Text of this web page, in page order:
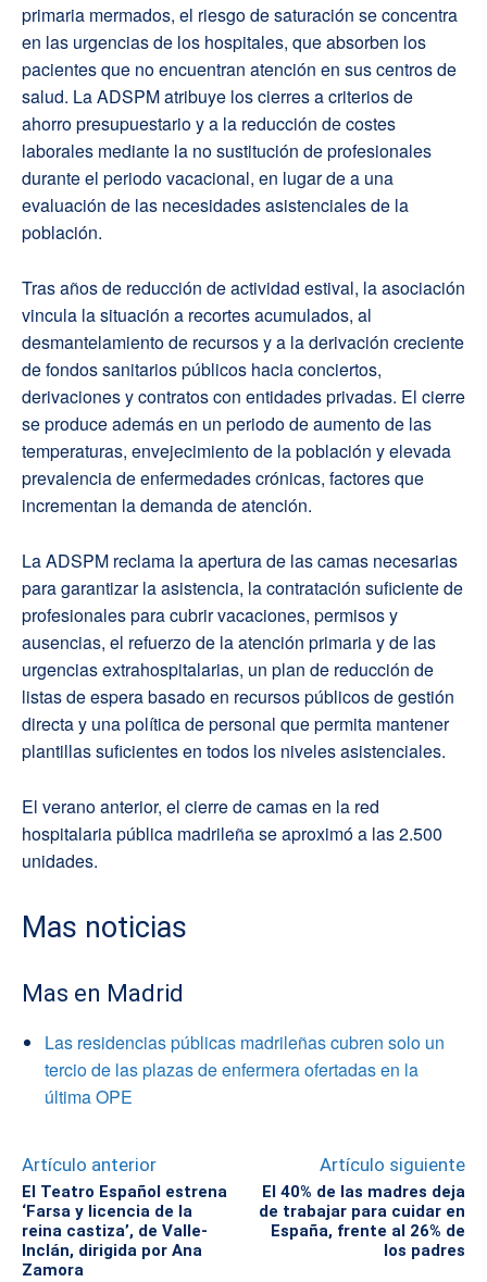
primaria mermados, el riesgo de saturación se concentra
en las urgencias de los hospitales, que absorben los
pacientes que no encuentran atención en sus centros de
salud. La ADSPM atribuye los cierres a criterios de
ahorro presupuestario y a la reducción de costes
laborales mediante la no sustitución de profesionales
durante el periodo vacacional, en lugar de a una
evaluación de las necesidades asistenciales de la
población.
Tras años de reducción de actividad estival, la asociación
vincula la situación a recortes acumulados, al
desmantelamiento de recursos y a la derivación creciente
de fondos sanitarios públicos hacia conciertos,
derivaciones y contratos con entidades privadas. El cierre
se produce además en un periodo de aumento de las
temperaturas, envejecimiento de la población y elevada
prevalencia de enfermedades crónicas, factores que
incrementan la demanda de atención.
La ADSPM reclama la apertura de las camas necesarias
para garantizar la asistencia, la contratación suficiente de
profesionales para cubrir vacaciones, permisos y
ausencias, el refuerzo de la atención primaria y de las
urgencias extrahospitalarias, un plan de reducción de
listas de espera basado en recursos públicos de gestión
directa y una política de personal que permita mantener
plantillas suficientes en todos los niveles asistenciales.
El verano anterior, el cierre de camas en la red
hospitalaria pública madrileña se aproximó a las 2.500
unidades.
Mas noticias
Mas en Madrid
Las residencias públicas madrileñas cubren solo un
tercio de las plazas de enfermera ofertadas en la
última OPE
Artículo anterior
El Teatro Español estrena
‘Farsa y licencia de la
reina castiza’, de Valle-
Inclán, dirigida por Ana
Zamora
Artículo siguiente
El 40% de las madres deja
de trabajar para cuidar en
España, frente al 26% de
los padres